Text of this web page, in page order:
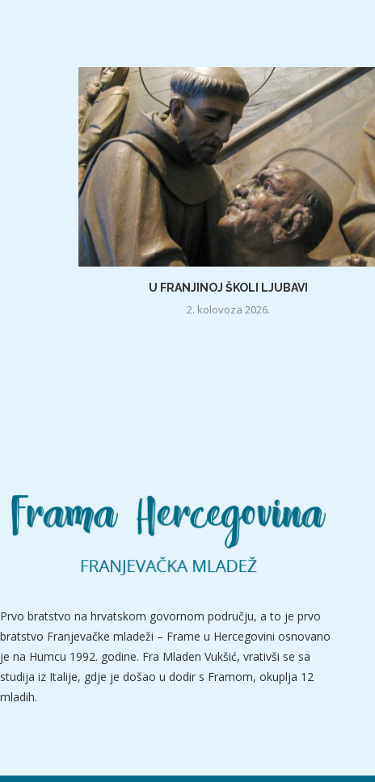
U FRANJINOJ ŠKOLI LJUBAVI
2. kolovoza 2026.
Prvo bratstvo na hrvatskom govornom području, a to je prvo
bratstvo Franjevačke mladeži – Frame u Hercegovini osnovano
je na Humcu 1992. godine. Fra Mladen Vukšić, vrativši se sa
studija iz Italije, gdje je došao u dodir s Framom, okuplja 12
mladih.